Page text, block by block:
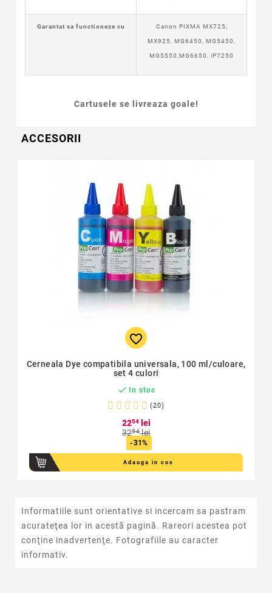
Garantat sa functioneze cu Canon PIXMA MX725,
MX925, MG6450, MG5450,
MG5550,MG6650, iP7250
Cartusele se livreaza goale!
ACCESORII
favorite_border
Cerneala Dye compatibila universala, 100 ml/culoare,
set 4 culori
 In stoc
(20)
2254lei
3254lei
-31%
Adauga in cos
Informatiile sunt orientative si incercam sa pastram
acurateţea lor in acestă pagină. Rareori acestea pot
conţine inadvertenţe. Fotografiile au caracter
informativ.